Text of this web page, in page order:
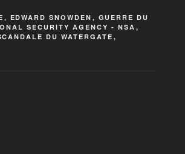
, EDWARD SNOWDEN , GUERRE DU
SECURITY AGENCY - NSA ,
DU WATERGATE ,